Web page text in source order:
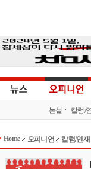
논설 칼럼/
Home 오피니언 칼럼/연재